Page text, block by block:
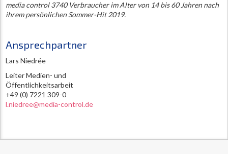
media control 3740 Verbraucher im Alter von 14 bis 60 Jahren nach
ihrem persönlichen Sommer-Hit 2019.
Ansprechpartner
Lars Niedrée
Leiter Medien- und
Öffentlichkeitsarbeit
+49 (0) 7221 309-0
l.niedree@media-control.de